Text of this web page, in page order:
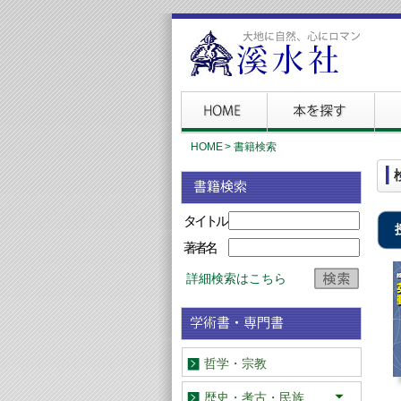
HOME> 書籍検索
タイトル
著者名
詳細検索はこちら
哲学・宗教
歴史・考古・民族